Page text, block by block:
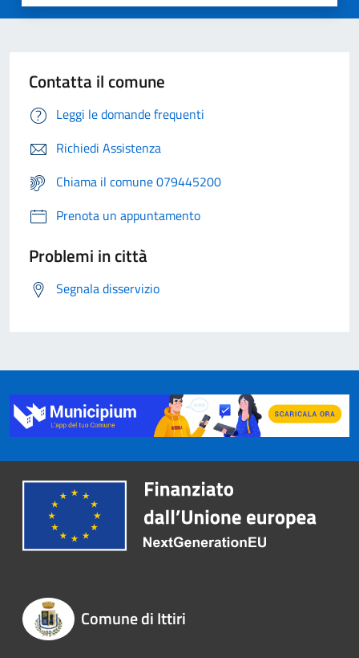
Contatta il comune
Leggi le domande frequenti
Richiedi Assistenza
Chiama il comune 079445200
Prenota un appuntamento
Problemi in città
Segnala disservizio
Comune di Ittiri